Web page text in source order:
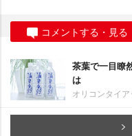
コメントする・見る
茶葉で一目瞭
は
オリコンタイ